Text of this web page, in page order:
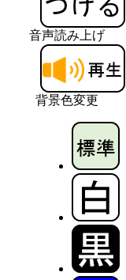
音声読み上げ
背景色変更